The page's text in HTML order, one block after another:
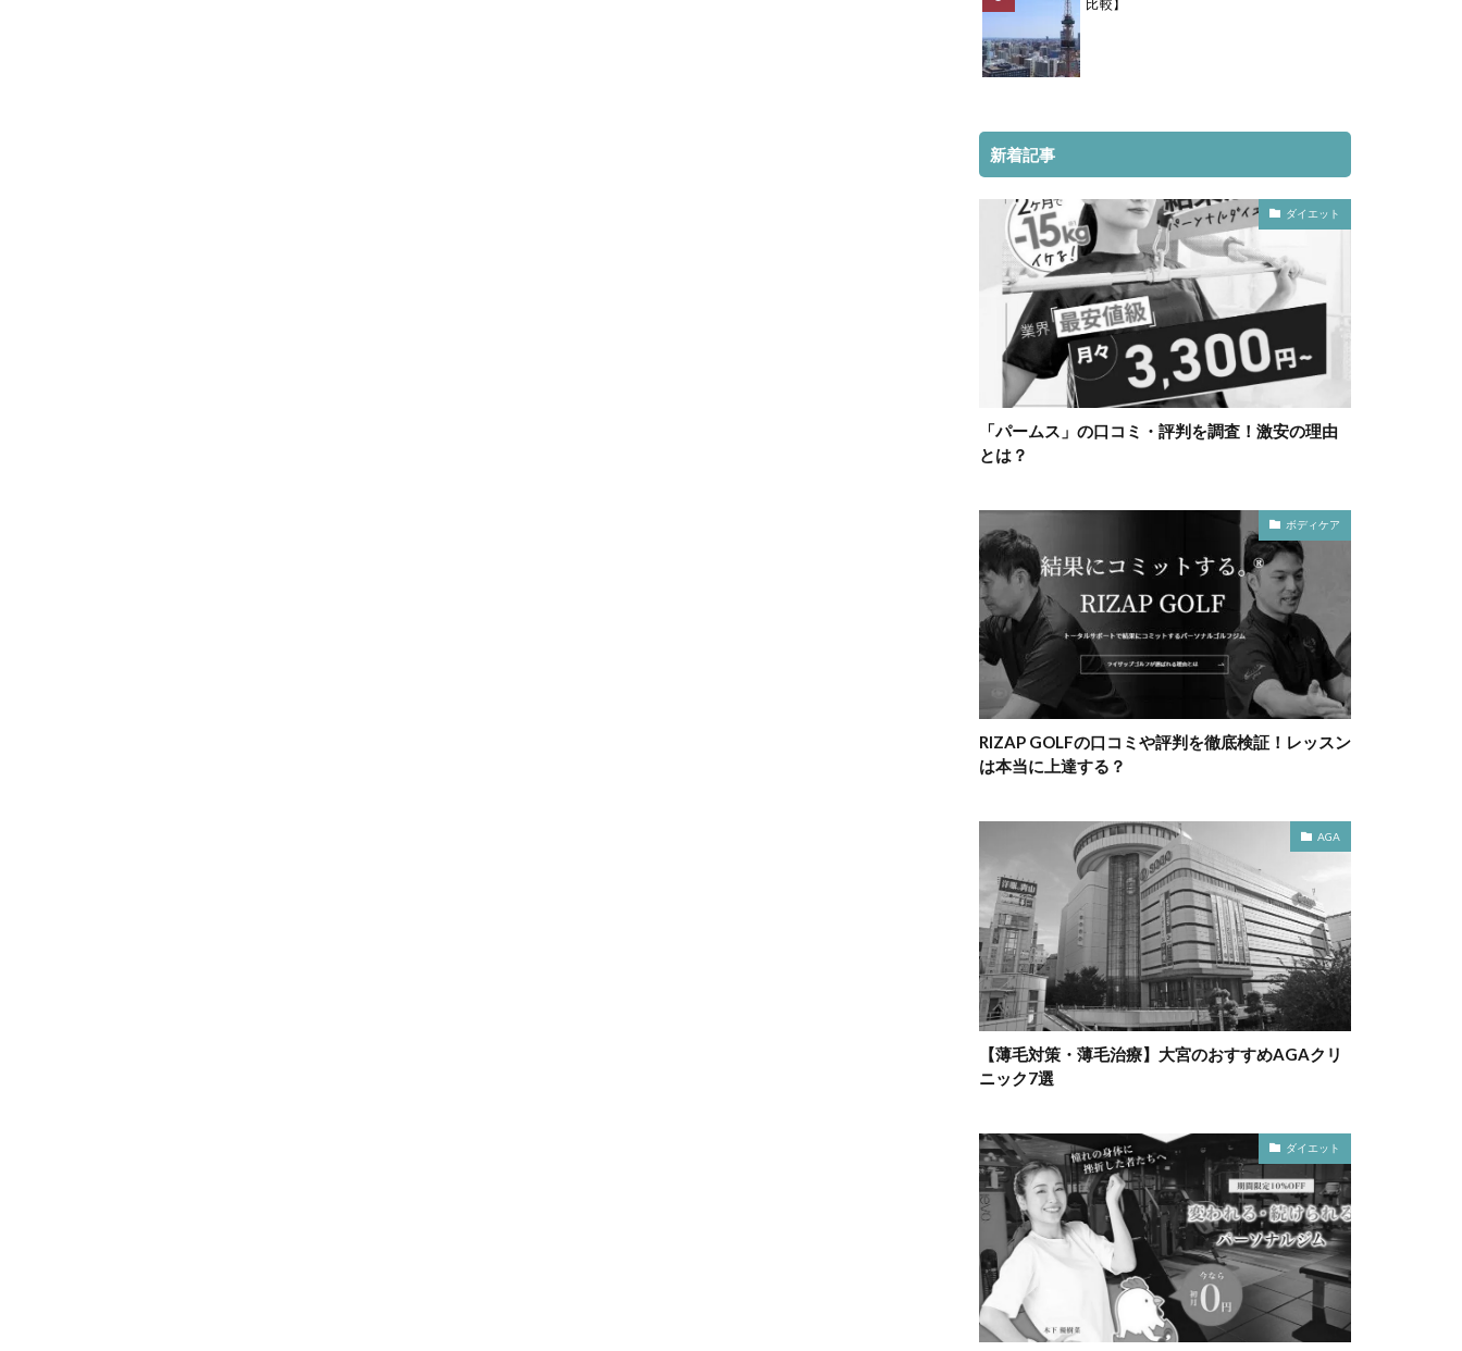
比較】
新着記事
ダイエット
「パームス」の口コミ・評判を調査！激安の理由
とは？
ボディケア
RIZAP GOLFの口コミや評判を徹底検証！レッスン
は本当に上達する？
AGA
【薄毛対策・薄毛治療】大宮のおすすめAGAクリ
ニック7選
ダイエット